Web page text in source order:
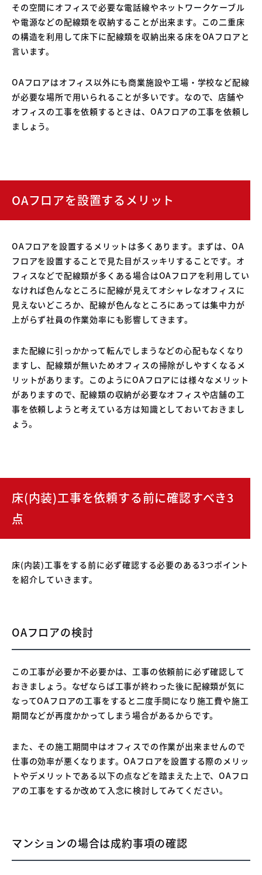
その空間にオフィスで必要な電話線やネットワークケーブル
や電源などの配線類を収納することが出来ます。この二重床
の構造を利用して床下に配線類を収納出来る床をOAフロアと
言います。
OAフロアはオフィス以外にも商業施設や工場・学校など配線
が必要な場所で用いられることが多いです。なので、店舗や
オフィスの工事を依頼するときは、OAフロアの工事を依頼し
ましょう。
OAフロアを設置するメリット
OAフロアを設置するメリットは多くあります。まずは、OA
フロアを設置することで見た目がスッキリすることです。オ
フィスなどで配線類が多くある場合はOAフロアを利用してい
なければ色んなところに配線が見えてオシャレなオフィスに
見えないどころか、配線が色んなところにあっては集中力が
上がらず社員の作業効率にも影響してきます。
また配線に引っかかって転んでしまうなどの心配もなくなり
ますし、配線類が無いためオフィスの掃除がしやすくなるメ
リットがあります。このようにOAフロアには様々なメリット
がありますので、配線類の収納が必要なオフィスや店舗の工
事を依頼しようと考えている方は知識としておいておきまし
ょう。
床(内装)工事を依頼する前に確認すべき3
点
床(内装)工事をする前に必ず確認する必要のある3つポイント
を紹介していきます。
OAフロアの検討
この工事が必要か不必要かは、工事の依頼前に必ず確認して
おきましょう。なぜならば工事が終わった後に配線類が気に
なってOAフロアの工事をすると二度手間になり施工費や施工
期間などが再度かかってしまう場合があるからです。
また、その施工期間中はオフィスでの作業が出来ませんので
仕事の効率が悪くなります。OAフロアを設置する際のメリッ
トやデメリットである以下の点などを踏まえた上で、OAフロ
アの工事をするか改めて入念に検討してみてください。
マンションの場合は成約事項の確認